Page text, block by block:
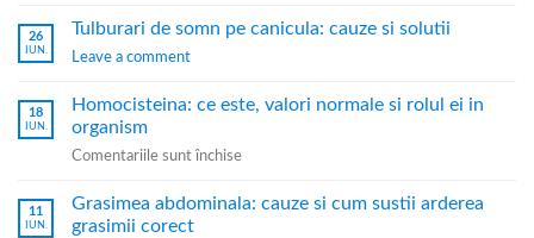
26
IUN.
Tulburari de somn pe canicula: cauze si solutii
Leave a comment
18
IUN.
Homocisteina: ce este, valori normale si rolul ei in
organism
Comentariile sunt închise
11
IUN.
Grasimea abdominala: cauze si cum sustii arderea
grasimii corect